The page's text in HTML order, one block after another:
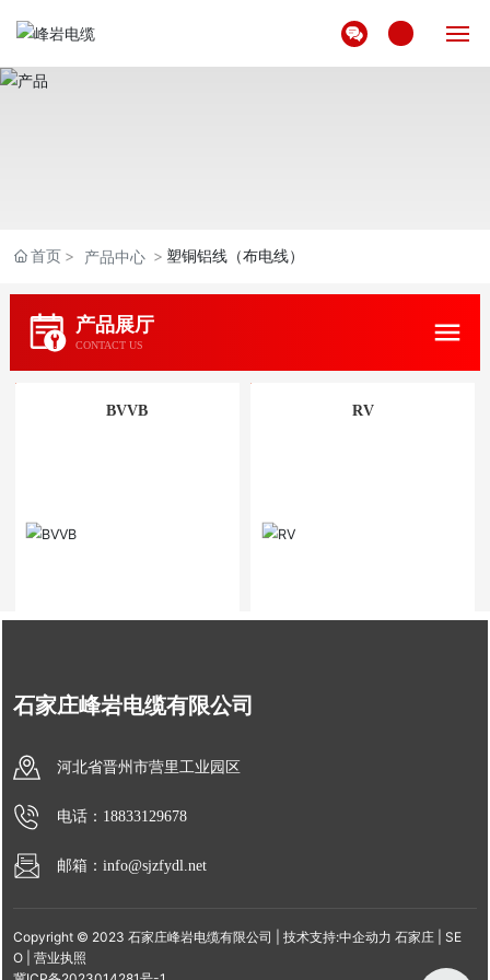
解决方案
新闻中心
首页 产品中心 塑铜铝线（布电线）
产品展厅
CONTACT US
BVVB RV
< 1
石家庄峰岩电缆有限公司
河北省晋州市营里工业园区
电话：18833129678
邮箱：info@sjzfydl.net
Copyright © 2023 石家庄峰岩电缆有限公司 | 技术支持:中企动力 石家庄
SE
O |营业执照